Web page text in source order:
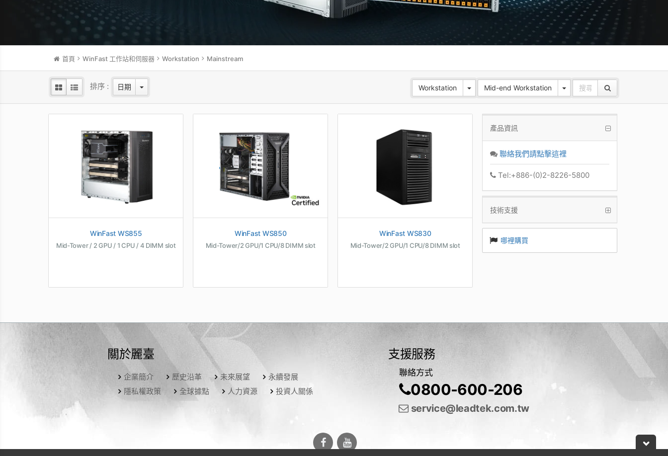
首頁 WinFast 工作站和伺服器 Workstation Mainstream
排序 : 日期 Workstation Mid-end Workstation
WinFast WS855
Mid-Tower / 2 GPU / 1 CPU / 4 DIMM slot
WinFast WS850
Mid-Tower/2 GPU/1 CPU/8 DIMM slot
WinFast WS830
Mid-Tower/2 GPU/1 CPU/8 DIMM slot
產品資訊
聯絡我們請點擊這裡
Tel:+886-(0)2-8226-5800
技術支援
哪裡購買
關於麗臺
企業簡介 歷史沿革 未來展望
永續發展
隱私權政策
全球據點 人力資源 投資人關係
支援服務
聯絡方式
0800-600-206
service@leadtek.com.tw